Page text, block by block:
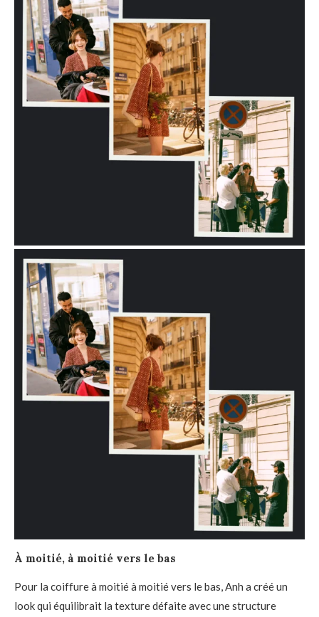
À moitié, à moitié vers le bas
Pour la coiffure à moitié à moitié vers le bas, Anh a créé un
look qui équilibrait la texture défaite avec une structure